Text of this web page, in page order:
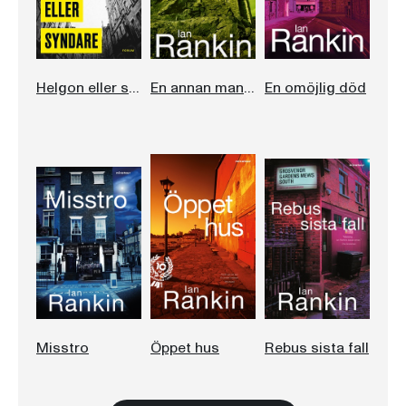
Helgon eller syndare En annan mans grav En omöjlig död
Misstro Öppet hus Rebus sista fall